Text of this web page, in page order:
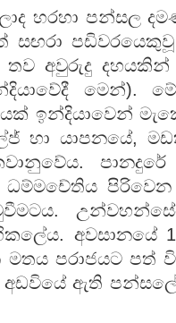
හරහා පන්සල
සඟරා
අවුරුදු දහයකින්
මෙන්).
ඉන්දියාවෙන්
හා යාපනයේ,
පානදුරේ
ධම්මචේතිය
අවසානයේ
පරාජයට පත්
අඩවියේ ඇති